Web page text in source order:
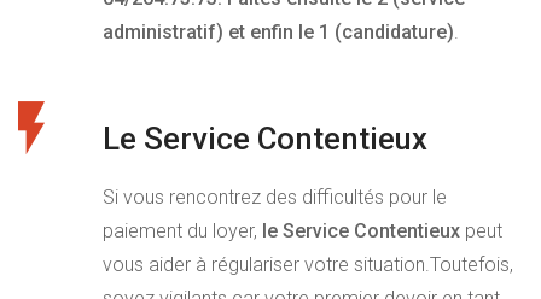
administratif) et enfin le 1 (candidature).
Le Service Contentieux
Si vous rencontrez des difficultés pour le
paiement du loyer, le Service Contentieux peut
vous aider à régulariser votre situation.Toutefois,